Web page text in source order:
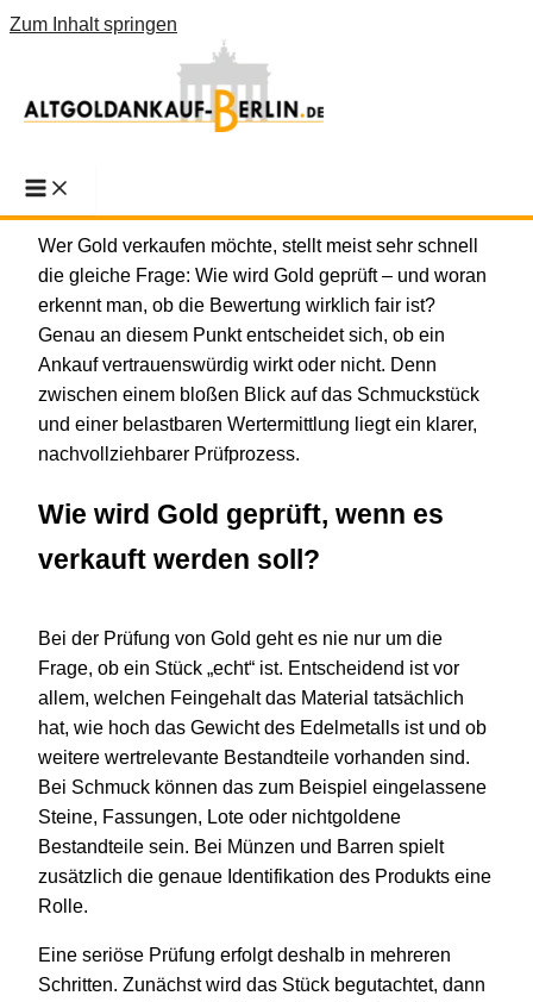
Zum Inhalt springen
Wie wird Gold geprüft? So
läuft es ab
Wer Gold verkaufen möchte, stellt meist sehr schnell
die gleiche Frage: Wie wird Gold geprüft – und woran
erkennt man, ob die Bewertung wirklich fair ist?
Genau an diesem Punkt entscheidet sich, ob ein
Ankauf vertrauenswürdig wirkt oder nicht. Denn
zwischen einem bloßen Blick auf das Schmuckstück
und einer belastbaren Wertermittlung liegt ein klarer,
nachvollziehbarer Prüfprozess.
Wie wird Gold geprüft, wenn es
verkauft werden soll?
Bei der Prüfung von Gold geht es nie nur um die
Frage, ob ein Stück „echt“ ist. Entscheidend ist vor
allem, welchen Feingehalt das Material tatsächlich
hat, wie hoch das Gewicht des Edelmetalls ist und ob
weitere wertrelevante Bestandteile vorhanden sind.
Bei Schmuck können das zum Beispiel eingelassene
Steine, Fassungen, Lote oder nichtgoldene
Bestandteile sein. Bei Münzen und Barren spielt
zusätzlich die genaue Identifikation des Produkts eine
Rolle.
Eine seriöse Prüfung erfolgt deshalb in mehreren
Schritten. Zunächst wird das Stück begutachtet, dann